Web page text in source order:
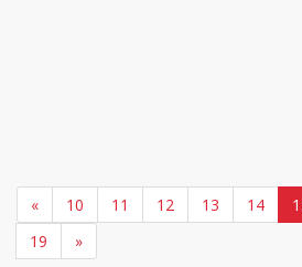
« 10 11 12 13 14
19
»